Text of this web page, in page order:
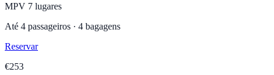
MPV 7 lugares
Até 4 passageiros · 4 bagagens
Reservar
€253